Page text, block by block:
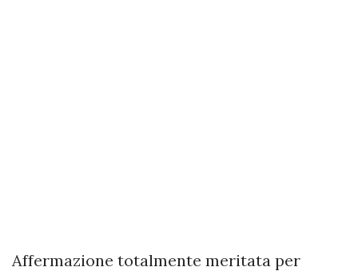
Affermazione totalmente meritata per